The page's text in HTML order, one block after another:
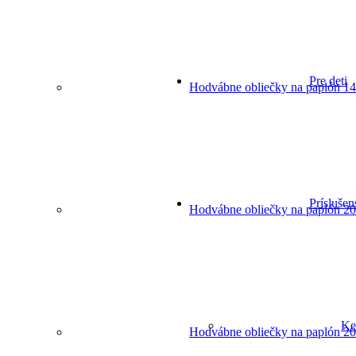
Pre deti
Hodvábne obliečky na paplón
Hodvábne obliečky na paplón
Hodvábne obliečky na paplón